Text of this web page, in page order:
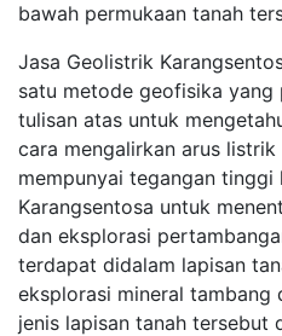
bawah permukaan tanah
Jasa Geolistrik
satu metode geofisika yang
tulisan atas untuk
cara mengalirkan arus
mempunyai tegangan
Karangsentosa untuk
dan eksplorasi
terdapat didalam lapisan
eksplorasi mineral tambang
jenis lapisan tanah tersebut